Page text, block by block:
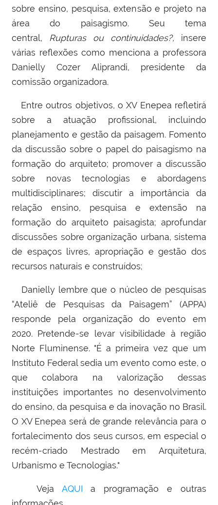
sobre ensino, pesquisa, extensão e projeto na
área do paisagismo. Seu tema
central, Rupturas ou continuidades?, insere
várias reflexões como menciona a professora
Danielly Cozer Aliprandi, presidente da
comissão organizadora.
Entre outros objetivos, o XV Enepea refletirá
sobre a atuação profissional, incluindo
planejamento e gestão da paisagem. Fomento
da discussão sobre o papel do paisagismo na
formação do arquiteto; promover a discussão
sobre novas tecnologias e abordagens
multidisciplinares; discutir a importância da
relação ensino, pesquisa e extensão na
formação do arquiteto paisagista; aprofundar
discussões sobre organização urbana, sistema
de espaços livres, apropriação e gestão dos
recursos naturais e construídos;
Danielly lembre que o núcleo de pesquisas
“Ateliê de Pesquisas da Paisagem” (APPA)
responde pela organização do evento em
2020. Pretende-se levar visibilidade à região
Norte Fluminense. "É a primeira vez que um
Instituto Federal sedia um evento como este, o
que colabora na valorização dessas
instituições importantes no desenvolvimento
do ensino, da pesquisa e da inovação no Brasil.
O XV Enepea será de grande relevância para o
fortalecimento dos seus cursos, em especial o
recém-criado Mestrado em Arquitetura,
Urbanismo e Tecnologias."
Veja AQUI a programação e outras